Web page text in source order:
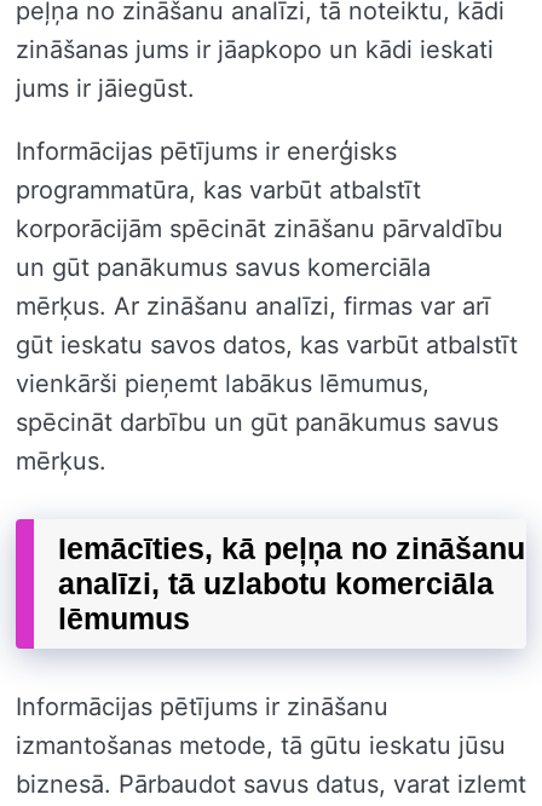
peļņa no zināšanu analīzi, tā noteiktu, kādi
zināšanas jums ir jāapkopo un kādi ieskati
jums ir jāiegūst.
Informācijas pētījums ir enerģisks
programmatūra, kas varbūt atbalstīt
korporācijām spēcināt zināšanu pārvaldību
un gūt panākumus savus komerciāla
mērķus. Ar zināšanu analīzi, firmas var arī
gūt ieskatu savos datos, kas varbūt atbalstīt
vienkārši pieņemt labākus lēmumus,
spēcināt darbību un gūt panākumus savus
mērķus.
Iemācīties, kā peļņa no zināšanu
analīzi, tā uzlabotu komerciāla
lēmumus
Informācijas pētījums ir zināšanu
izmantošanas metode, tā gūtu ieskatu jūsu
biznesā. Pārbaudot savus datus, varat izlemt